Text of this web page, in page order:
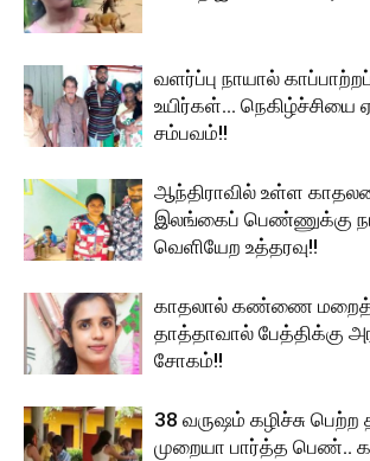
வளர்ப்பு நாயால்
உயிர்கள்… நெகிழ்ச்சியை
சம்பவம்!!
ஆந்திராவில் உள்ள
இலங்கைப் பெண்ணுக்கு
வெளியேற உத்தரவு!!
காதலால் கண்ணை
தாத்தாவால் பேத்திக்கு
சோகம்!!
38 வருஷம் கழிச்சு
முறையா பார்த்த பெண்..